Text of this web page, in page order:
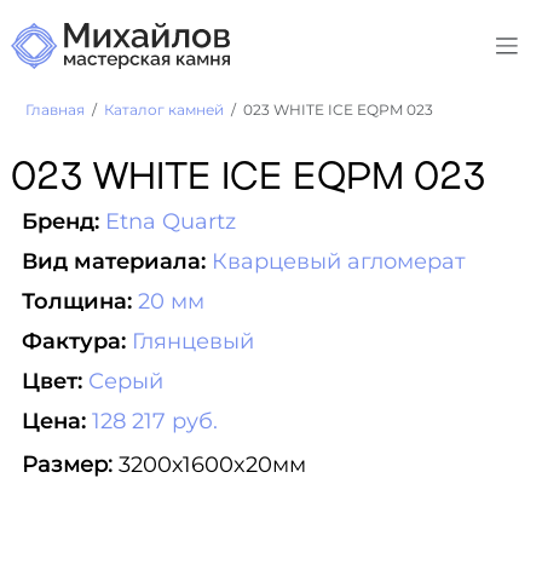
Главная Каталог камней 023 WHITE ICE EQPM 023
023 WHITE ICE EQPM 023
Бренд: Etna Quartz
Вид материала: Кварцевый агломерат
Толщина: 20 мм
Фактура: Глянцевый
Цвет: Серый
Цена: 128 217 руб.
Размер: 3200х1600x20мм